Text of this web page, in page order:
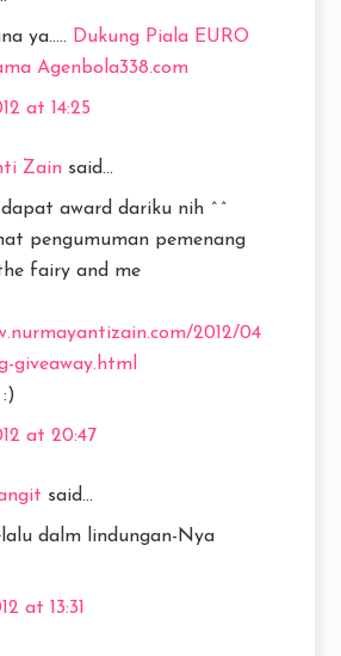
ya..... Dukung Piala EURO
Agenbola338.com
at 14:25
Zain said...
award dariku nih ^^
pengumuman pemenang
fairy and me
2012/04
giveaway.html
at 20:47
said...
dalm lindungan-Nya
at 13:31